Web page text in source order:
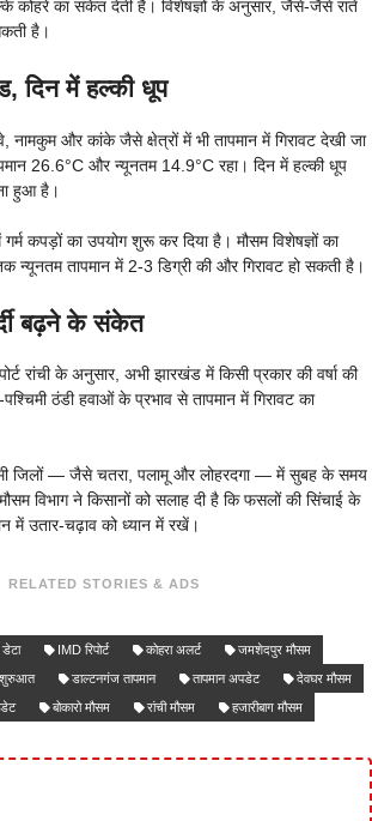
कोहरे का संकेत देती है। विशेषज्ञों के अनुसार, जैसे-जैसे रातें
है।
दिन में हल्की धूप
नामकुम और कांके जैसे क्षेत्रों में भी तापमान में गिरावट देखी जा
26.6°C और न्यूनतम 14.9°C रहा। दिन में हल्की धूप
हुआ है।
कपड़ों का उपयोग शुरू कर दिया है। मौसम विशेषज्ञों का
न्यूनतम तापमान में 2-3 डिग्री की और गिरावट हो सकती है।
बढ़ने के संकेत
रांची के अनुसार, अभी झारखंड में किसी प्रकार की वर्षा की
ठंडी हवाओं के प्रभाव से तापमान में गिरावट का
जिलों — जैसे चतरा, पलामू और लोहरदगा — में सुबह के समय
विभाग ने किसानों को सलाह दी है कि फसलों की सिंचाई के
में उतार-चढ़ाव को ध्यान में रखें।
RELATED STORIES & ADS
IMD रिपोर्ट कोहरा अलर्ट
जमशेदपुर मौसम
शुरुआत डाल्टनगंज तापमान तापमान अपडेट
देवघर मौसम
बोकारो मौसम रांची मौसम हजारीबाग मौसम